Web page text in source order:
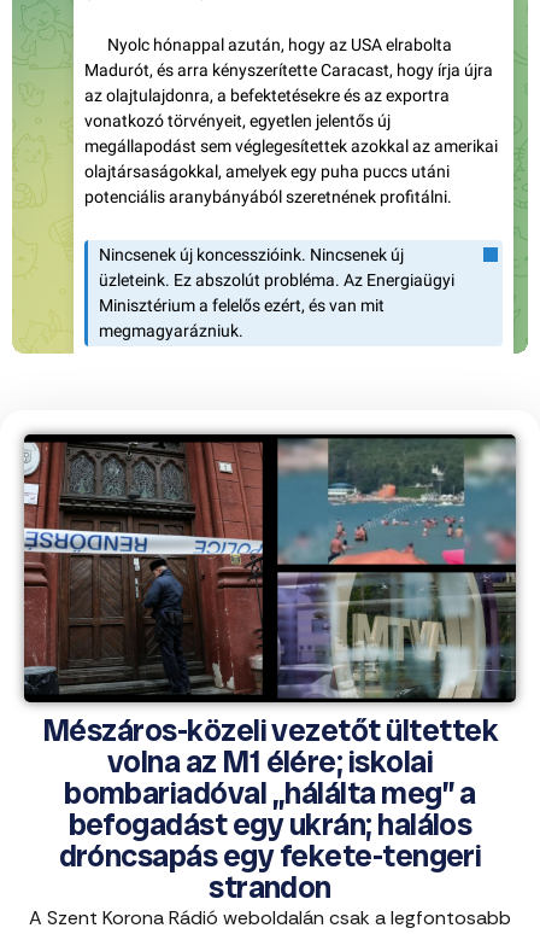
Mészáros-közeli vezetőt ültettek
volna az M1 élére; iskolai
bombariadóval „hálálta meg” a
befogadást egy ukrán; halálos
dróncsapás egy fekete-tengeri
strandon
A Szent Korona Rádió weboldalán csak a legfontosabb